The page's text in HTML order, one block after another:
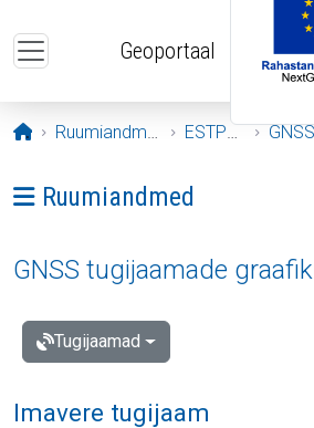
Geoportaal
Avaleht
Ruumiandmed ESTPOS
Ava menüü: Ruumiandmed
Ruumiandmed
GNSS tugijaamade
Tugijaamad
Imavere tugijaam